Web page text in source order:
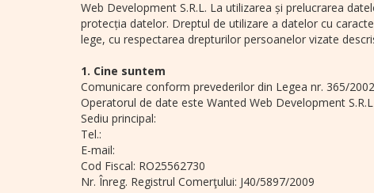
Web Development S.R.L. La utilizarea și prelucrarea
protecția datelor. Dreptul de utilizare a datelor cu
lege, cu respectarea drepturilor persoanelor vizate
1. Cine suntem
Comunicare conform prevederilor din Legea nr. 365/
Operatorul de date este Wanted Web Development S.R.L
Sediu principal:
Tel.:
E-mail:
Cod Fiscal: RO25562730
Nr. Înreg. Registrul Comerţului: J40/5897/2009